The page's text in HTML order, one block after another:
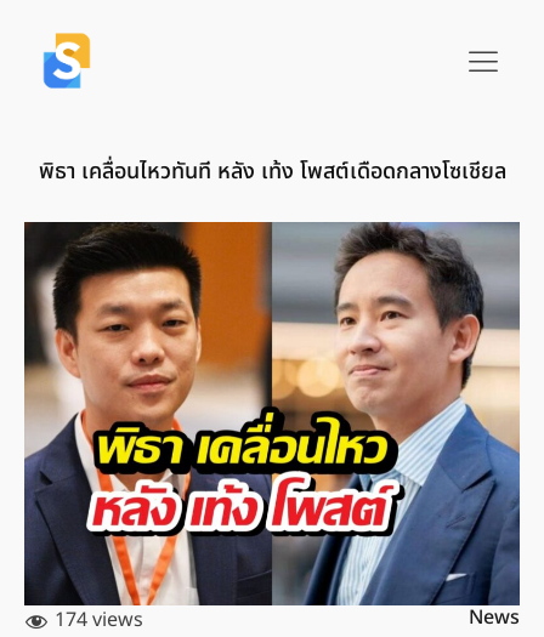
พิธา เคลื่อนไหวทันที หลัง เท้ง โพสต์เดือดกลางโซเชียล
174 views News